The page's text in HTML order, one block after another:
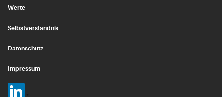
Werte
Selbstverständnis
Datenschutz
Impressum